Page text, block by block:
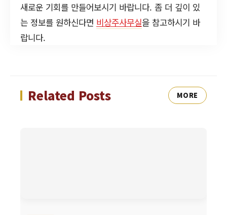
새로운 기회를 만들어보시기 바랍니다. 좀 더 깊이 있
는 정보를 원하신다면 비상주사무실을 참고하시기 바
랍니다.
Related Posts MORE